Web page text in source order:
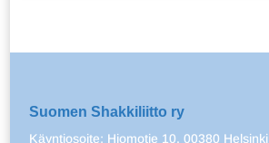
Suomen Shakkiliitto ry
Käyntiosoite: Hiomotie 10, 00380 Helsinki